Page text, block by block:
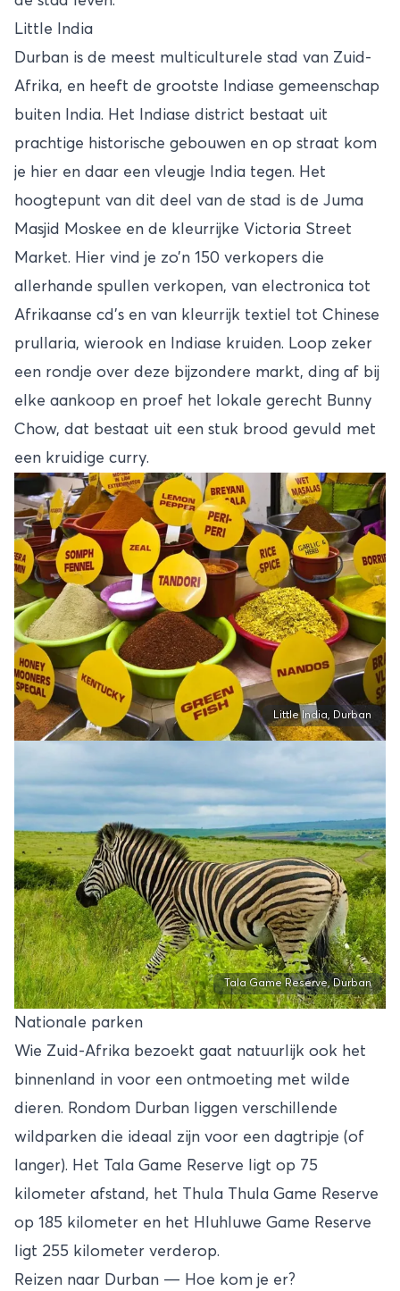
Little India
Durban is de meest multiculturele stad van Zuid-
Afrika, en heeft de grootste Indiase gemeenschap
buiten India. Het Indiase district bestaat uit
prachtige historische gebouwen en op straat kom
je hier en daar een vleugje India tegen. Het
hoogtepunt van dit deel van de stad is de Juma
Masjid Moskee en de kleurrijke Victoria Street
Market. Hier vind je zo’n 150 verkopers die
allerhande spullen verkopen, van electronica tot
Afrikaanse cd’s en van kleurrijk textiel tot Chinese
prullaria, wierook en Indiase kruiden. Loop zeker
een rondje over deze bijzondere markt, ding af bij
elke aankoop en proef het lokale gerecht Bunny
Chow, dat bestaat uit een stuk brood gevuld met
een kruidige curry.
Little India, Durban
Tala Game Reserve, Durban
Nationale parken
Wie Zuid-Afrika bezoekt gaat natuurlijk ook het
binnenland in voor een ontmoeting met wilde
dieren. Rondom Durban liggen verschillende
wildparken die ideaal zijn voor een dagtripje (of
langer). Het Tala Game Reserve ligt op 75
kilometer afstand, het Thula Thula Game Reserve
op 185 kilometer en het Hluhluwe Game Reserve
ligt 255 kilometer verderop.
Reizen naar Durban — Hoe kom je er?